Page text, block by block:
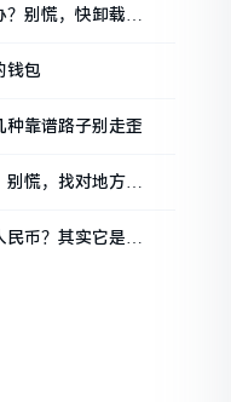
别慌，快卸载，
钱包
靠谱路子别走歪
慌，找对地方才
币？其实它是个